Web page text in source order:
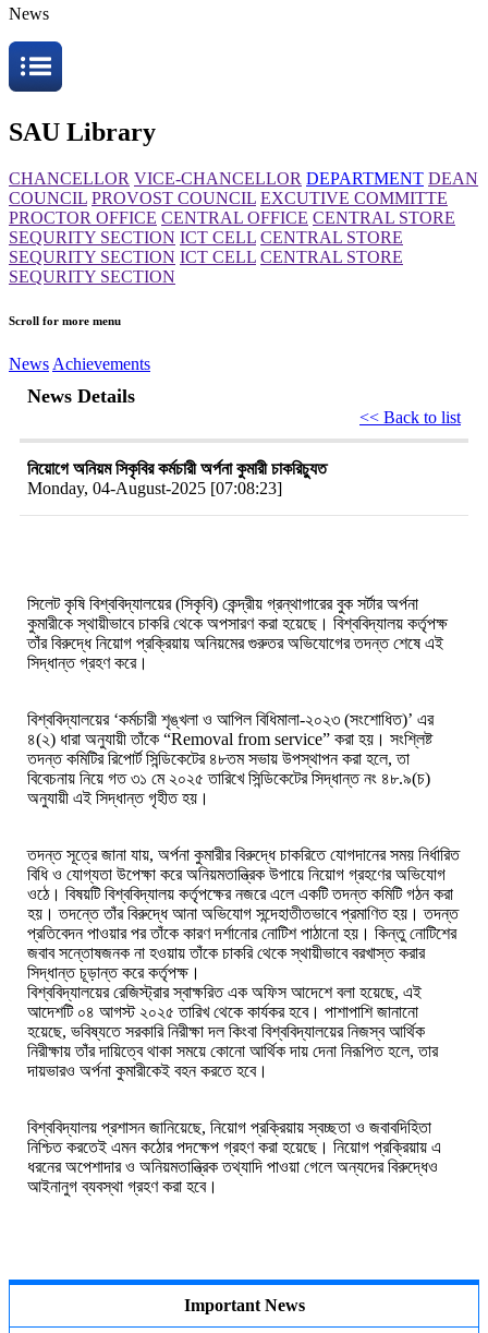
News
SAU Library
CHANCELLOR VICE-CHANCELLOR DEPARTMENT DEAN
COUNCIL PROVOST COUNCIL EXCUTIVE COMMITTE
PROCTOR OFFICE CENTRAL OFFICE CENTRAL STORE
SEQURITY SECTION ICT CELL CENTRAL STORE
SEQURITY SECTION ICT CELL CENTRAL STORE
SEQURITY SECTION
Scroll for more menu
News Achievements
News Details
<< Back to list
নিয়োগে অনিয়ম সিকৃবির কর্মচারী অর্পনা কুমারী চাকরিচ্যুত
Monday, 04-August-2025 [07:08:23]
সিলেট কৃষি বিশ্ববিদ্যালয়ের (সিকৃবি) কেন্দ্রীয় গ্রন্থাগারের বুক সর্টার অর্পনা
কুমারীকে স্থায়ীভাবে চাকরি থেকে অপসারণ করা হয়েছে। বিশ্ববিদ্যালয় কর্তৃপক্ষ
তাঁর বিরুদ্ধে নিয়োগ প্রক্রিয়ায় অনিয়মের গুরুতর অভিযোগের তদন্ত শেষে এই
সিদ্ধান্ত গ্রহণ করে।
বিশ্ববিদ্যালয়ের ‘কর্মচারী শৃঙ্খলা ও আপিল বিধিমালা-২০২৩ (সংশোধিত)’ এর
৪(২) ধারা অনুযায়ী তাঁকে “Removal from service” করা হয়। সংশ্লিষ্ট
তদন্ত কমিটির রিপোর্ট সিন্ডিকেটের ৪৮তম সভায় উপস্থাপন করা হলে, তা
বিবেচনায় নিয়ে গত ৩১ মে ২০২৫ তারিখে সিন্ডিকেটের সিদ্ধান্ত নং ৪৮.৯(চ)
অনুযায়ী এই সিদ্ধান্ত গৃহীত হয়।
তদন্ত সূত্রে জানা যায়, অর্পনা কুমারীর বিরুদ্ধে চাকরিতে যোগদানের সময় নির্ধারিত
বিধি ও যোগ্যতা উপেক্ষা করে অনিয়মতান্ত্রিক উপায়ে নিয়োগ গ্রহণের অভিযোগ
ওঠে। বিষয়টি বিশ্ববিদ্যালয় কর্তৃপক্ষের নজরে এলে একটি তদন্ত কমিটি গঠন করা
হয়। তদন্তে তাঁর বিরুদ্ধে আনা অভিযোগ সন্দেহাতীতভাবে প্রমাণিত হয়। তদন্ত
প্রতিবেদন পাওয়ার পর তাঁকে কারণ দর্শানোর নোটিশ পাঠানো হয়। কিন্তু নোটিশের
জবাব সন্তোষজনক না হওয়ায় তাঁকে চাকরি থেকে স্থায়ীভাবে বরখাস্ত করার
সিদ্ধান্ত চূড়ান্ত করে কর্তৃপক্ষ।
বিশ্ববিদ্যালয়ের রেজিস্ট্রার স্বাক্ষরিত এক অফিস আদেশে বলা হয়েছে, এই
আদেশটি ০৪ আগস্ট ২০২৫ তারিখ থেকে কার্যকর হবে। পাশাপাশি জানানো
হয়েছে, ভবিষ্যতে সরকারি নিরীক্ষা দল কিংবা বিশ্ববিদ্যালয়ের নিজস্ব আর্থিক
নিরীক্ষায় তাঁর দায়িত্বে থাকা সময়ে কোনো আর্থিক দায় দেনা নিরূপিত হলে, তার
দায়ভারও অর্পনা কুমারীকেই বহন করতে হবে।
বিশ্ববিদ্যালয় প্রশাসন জানিয়েছে, নিয়োগ প্রক্রিয়ায় স্বচ্ছতা ও জবাবদিহিতা
নিশ্চিত করতেই এমন কঠোর পদক্ষেপ গ্রহণ করা হয়েছে। নিয়োগ প্রক্রিয়ায় এ
ধরনের অপেশাদার ও অনিয়মতান্ত্রিক তথ্যাদি পাওয়া গেলে অন্যদের বিরুদ্ধেও
আইনানুগ ব্যবস্থা গ্রহণ করা হবে।
Important News